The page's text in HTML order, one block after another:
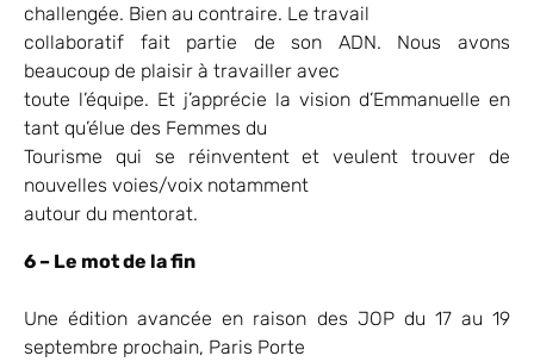
challengée. Bien au contraire. Le travail
collaboratif fait partie de son ADN. Nous avons
beaucoup de plaisir à travailler avec
toute l’équipe. Et j’apprécie la vision d’Emmanuelle en
tant qu’élue des Femmes du
Tourisme qui se réinventent et veulent trouver de
nouvelles voies/voix notamment
autour du mentorat.
6 – Le mot de la fin
Une édition avancée en raison des JOP du 17 au 19
septembre prochain, Paris Porte